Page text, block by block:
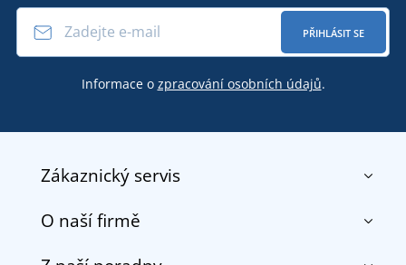
PŘIHLÁSIT SE
Informace o zpracování osobních údajů.
Zákaznický servis
Kontakt
O naší firmě